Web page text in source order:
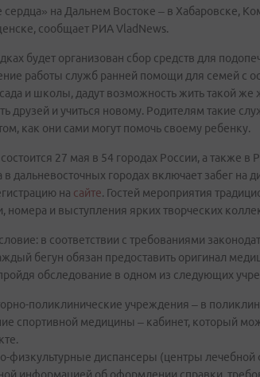
сердца» на Дальнем Востоке – в Хабаровске,
сообщает РИА VladNews.
будет организован сбор средств для
работы служб ранней помощи для семей с
и школы, дадут возможность жить такой
друзей и учиться новому. Родителям такие
как они сами могут помочь своему ребенку.
27 мая в 54 городах России, а также в
дальневосточных городах включает забег на
на сайте. Гостей мероприятия
номера и выступления ярких творческих
в соответствии с требованиями
бегун обязан предоставить оригинал
обследование в одном из следующих
поликлинические учреждения – в
спортивной медицины – кабинет, который
физкультурные диспансеры (центры